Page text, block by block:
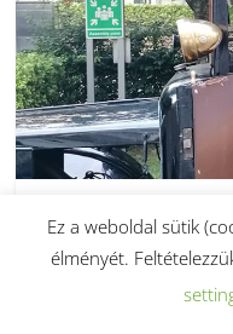
Egyetem a
Ez a weboldal sütik
élményét.